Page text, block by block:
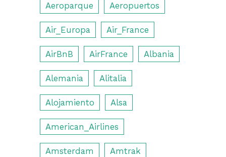
Aeroparque Aeropuertos
Air_Europa Air_France
AirBnB AirFrance Albania
Alemania Alitalia
Alojamiento Alsa
American_Airlines
Amsterdam Amtrak